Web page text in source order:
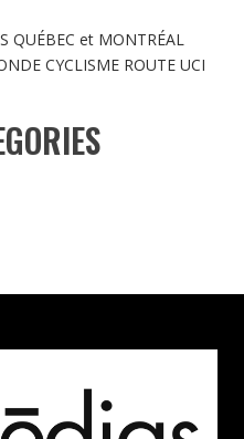
QUÉBEC et MONTRÉAL
CYCLISME ROUTE UCI